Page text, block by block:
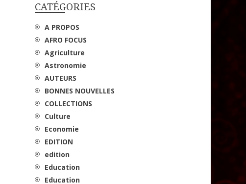
CATÉGORIES
A PROPOS
AFRO FOCUS
Agriculture
Astronomie
AUTEURS
BONNES NOUVELLES
COLLECTIONS
Culture
Economie
EDITION
edition
Education
Education